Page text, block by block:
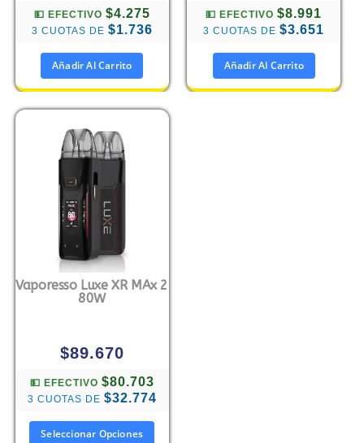
💵 EFECTIVO $4.275
3 CUOTAS DE $1.736
Añadir Al Carrito
💵 EFECTIVO$8.991
3 CUOTAS DE$3.651
Añadir Al Carrito
Vaporesso Luxe XR MAx 2
80W
$89.670
💵 EFECTIVO $80.703
3 CUOTAS DE $32.774
Seleccionar Opciones